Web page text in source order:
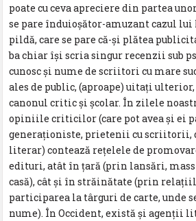
poate cu ceva apreciere din partea
se pare înduioșător-amuzant cazul lui
pildă, care se pare că-și plătea
ba chiar își scria singur recenzii sub
cunosc și nume de scriitori cu mare
ales de public, (aproape) uitați
canonul critic și școlar. În zilele
opiniile criticilor (care pot avea și ei
generaționiste, prietenii cu scriitorii,
literar) contează rețelele de
edituri, atât în țară (prin lansări,
casă), cât și în străinătate (prin
participarea la târguri de carte, unde
nume). În Occident, există și agenții